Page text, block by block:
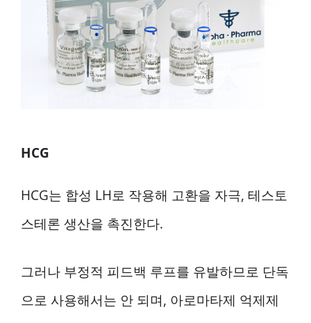
HCG
HCG는 합성 LH로 작용해 고환을 자극, 테스토
스테론 생산을 촉진한다.
그러나 부정적 피드백 루프를 유발하므로 단독
으로 사용해서는 안 되며, 아로마타제 억제제